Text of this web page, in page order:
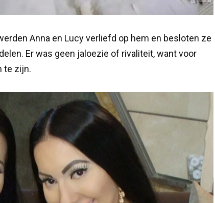
Anna en Lucy verliefd op hem en besloten ze
Er was geen jaloezie of rivaliteit, want voor
te zijn.